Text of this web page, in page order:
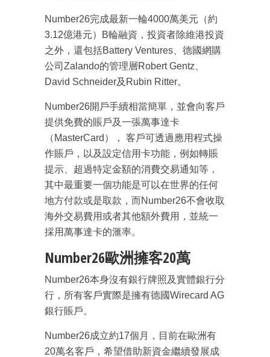
Number26完成最新一輪4000萬美元（約
3.12億港元）B輪融資，投資者除維港投資
之外，還包括Battery Ventures、德國網購
公司Zalando的管理層Robert Gentz、
David Schneider及Rubin Ritter。
Number26開戶手續相當簡單，並會向客戶
提供免費的賬戶及一張萬事達卡
（MasterCard）， 客戶可透過應用程式操
作賬戶，以及設定信用卡功能，例如轉賬
提示、超過特定金額的消費交易通知等，
其中最重要一個功能是可以在世界的任何
地方付款或是取款，而Number26不會收取
海外交易費用或者其他額外費用，並統一
採用萬事達卡的滙率。
Number26歐洲擁客20萬
Number26本身沒有銀行牌照及實體銀行分
行，所有客戶實際是擁有德國Wirecard AG
銀行賬戶。
Number26成立約17個月，目前在歐洲有
20萬名客戶，希望借助新資金繼續發展成